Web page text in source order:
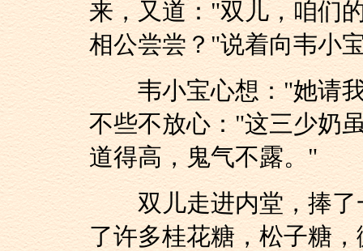
来，又道："双儿，咱们
相公尝尝？"说着向韦小
韦小宝心想："她请我
不些不放心："这三少奶
道得高，鬼气不露。"
双儿走进内堂，捧了
了许多桂花糖，松子糖